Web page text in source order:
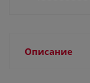
Описание